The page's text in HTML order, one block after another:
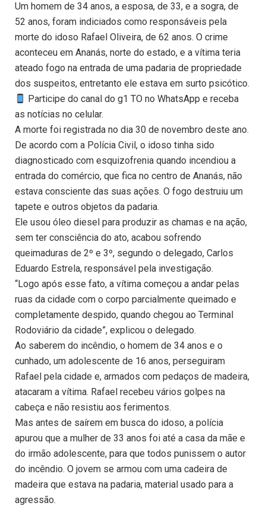
Um homem de 34 anos, a esposa, de 33, e a sogra, de
52 anos, foram indiciados como responsáveis pela
morte do idoso Rafael Oliveira, de 62 anos. O crime
aconteceu em Ananás, norte do estado, e a vítima teria
ateado fogo na entrada de uma padaria de propriedade
dos suspeitos, entretanto ele estava em surto psicótico.
Participe do canal do g1 TO no WhatsApp e receba
as notícias no celular.
A morte foi registrada no dia 30 de novembro deste ano.
De acordo com a Polícia Civil, o idoso tinha sido
diagnosticado com esquizofrenia quando incendiou a
entrada do comércio, que fica no centro de Ananás, não
estava consciente das suas ações. O fogo destruiu um
tapete e outros objetos da padaria.
Ele usou óleo diesel para produzir as chamas e na ação,
sem ter consciência do ato, acabou sofrendo
queimaduras de 2º e 3º, segundo o delegado, Carlos
Eduardo Estrela, responsável pela investigação.
“Logo após esse fato, a vítima começou a andar pelas
ruas da cidade com o corpo parcialmente queimado e
completamente despido, quando chegou ao Terminal
Rodoviário da cidade”, explicou o delegado.
Ao saberem do incêndio, o homem de 34 anos e o
cunhado, um adolescente de 16 anos, perseguiram
Rafael pela cidade e, armados com pedaços de madeira,
atacaram a vítima. Rafael recebeu vários golpes na
cabeça e não resistiu aos ferimentos.
Mas antes de saírem em busca do idoso, a polícia
apurou que a mulher de 33 anos foi até a casa da mãe e
do irmão adolescente, para que todos punissem o autor
do incêndio. O jovem se armou com uma cadeira de
madeira que estava na padaria, material usado para a
agressão.